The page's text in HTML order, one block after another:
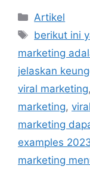
Kategori
Artikel
Tag
berikut ini
marketing
jelaskan
viral marketing,
marketing,
marketing
examples
marketing